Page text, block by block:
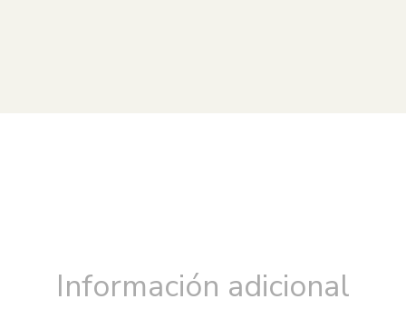
Información adicional